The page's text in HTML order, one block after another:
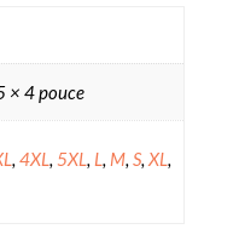
× 4 pouce
4XL 5XL L M, S, XL